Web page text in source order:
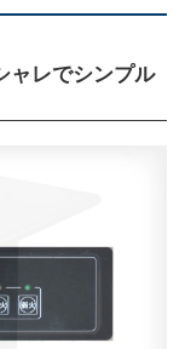
ャレでシンプル